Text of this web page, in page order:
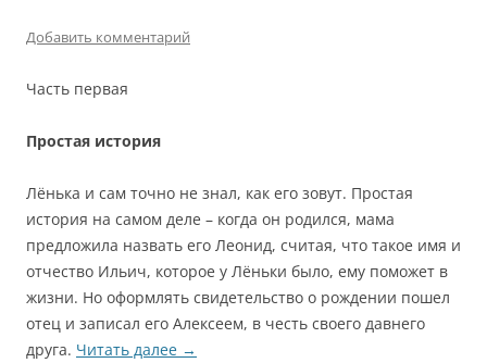
Добавить комментарий
Часть первая
Простая история
Лёнька и сам точно не знал, как его зовут. Простая
история на самом деле – когда он родился, мама
предложила назвать его Леонид, считая, что такое имя и
отчество Ильич, которое у Лёньки было, ему поможет в
жизни. Но оформлять свидетельство о рождении пошел
отец и записал его Алексеем, в честь своего давнего
друга. Читать далее →